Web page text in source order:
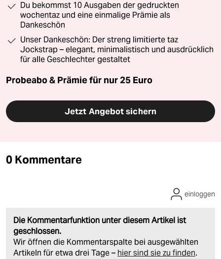
Du bekommst 10 Ausgaben der gedruckten
wochentaz und eine einmalige Prämie als
Dankeschön
Unser Dankeschön: Der streng limitierte taz
Jockstrap – elegant, minimalistisch und ausdrücklich
für alle Geschlechter gestaltet
Probeabo & Prämie für nur 25 Euro
Jetzt Angebot sichern
0 Kommentare
Die Kommentarfunktion unter diesem Artikel ist
geschlossen.
Wir öffnen die Kommentarspalte bei ausgewählten
Artikeln für etwa drei Tage – hier sind sie zu finden.
einloggen